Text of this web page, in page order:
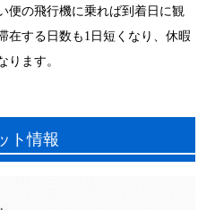
便の飛行機に乗れば到着日に観
在する日数も1日短くなり、休暇
ります。
ト情報